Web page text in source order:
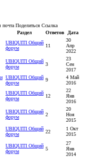
почта Поделиться Ссылка
Раздел Ответов Дата
UBIQUITI Общий
форум
11
30
Апр
2022
UBIQUITI Общий
форум
3
23
Сен
2017
UBIQUITI Общий
форум
9
4 Май
2016
UBIQUITI Общий
форум
12
22
Янв
2016
UBIQUITI Общий
форум
2
20
Ноя
2015
UBIQUITI Общий
форум
22
1 Окт
2015
UBIQUITI Общий
форум
5
27
Янв
2014